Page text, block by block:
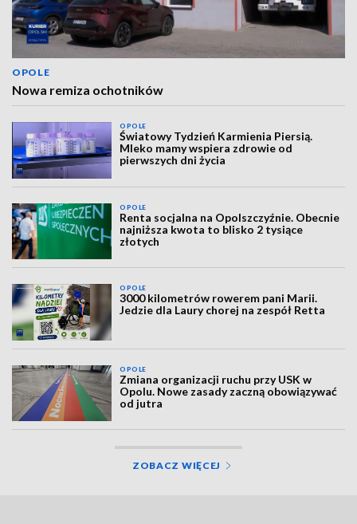
OPOLE
Nowa remiza ochotników
OPOLE
Światowy Tydzień Karmienia Piersią.
Mleko mamy wspiera zdrowie od
pierwszych dni życia
OPOLE
Renta socjalna na Opolszczyźnie. Obecnie
najniższa kwota to blisko 2 tysiące
złotych
OPOLE
3000 kilometrów rowerem pani Marii.
Jedzie dla Laury chorej na zespół Retta
OPOLE
Zmiana organizacji ruchu przy USK w
Opolu. Nowe zasady zaczną obowiązywać
od jutra
ZOBACZ WIĘCEJ